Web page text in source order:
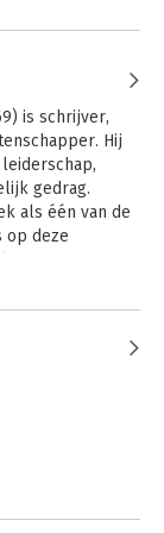
is schrijver,
Hij
gedrag.
als één van de
deze
Hij is al
manier
is
hanteert een
ontzettend